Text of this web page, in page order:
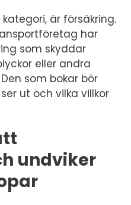
är försäkring.
har
som skyddar
eller andra
som bokar bör
ut och vilka villkor
undviker